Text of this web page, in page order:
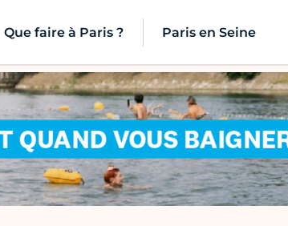
Que faire à Paris ? Paris en Seine